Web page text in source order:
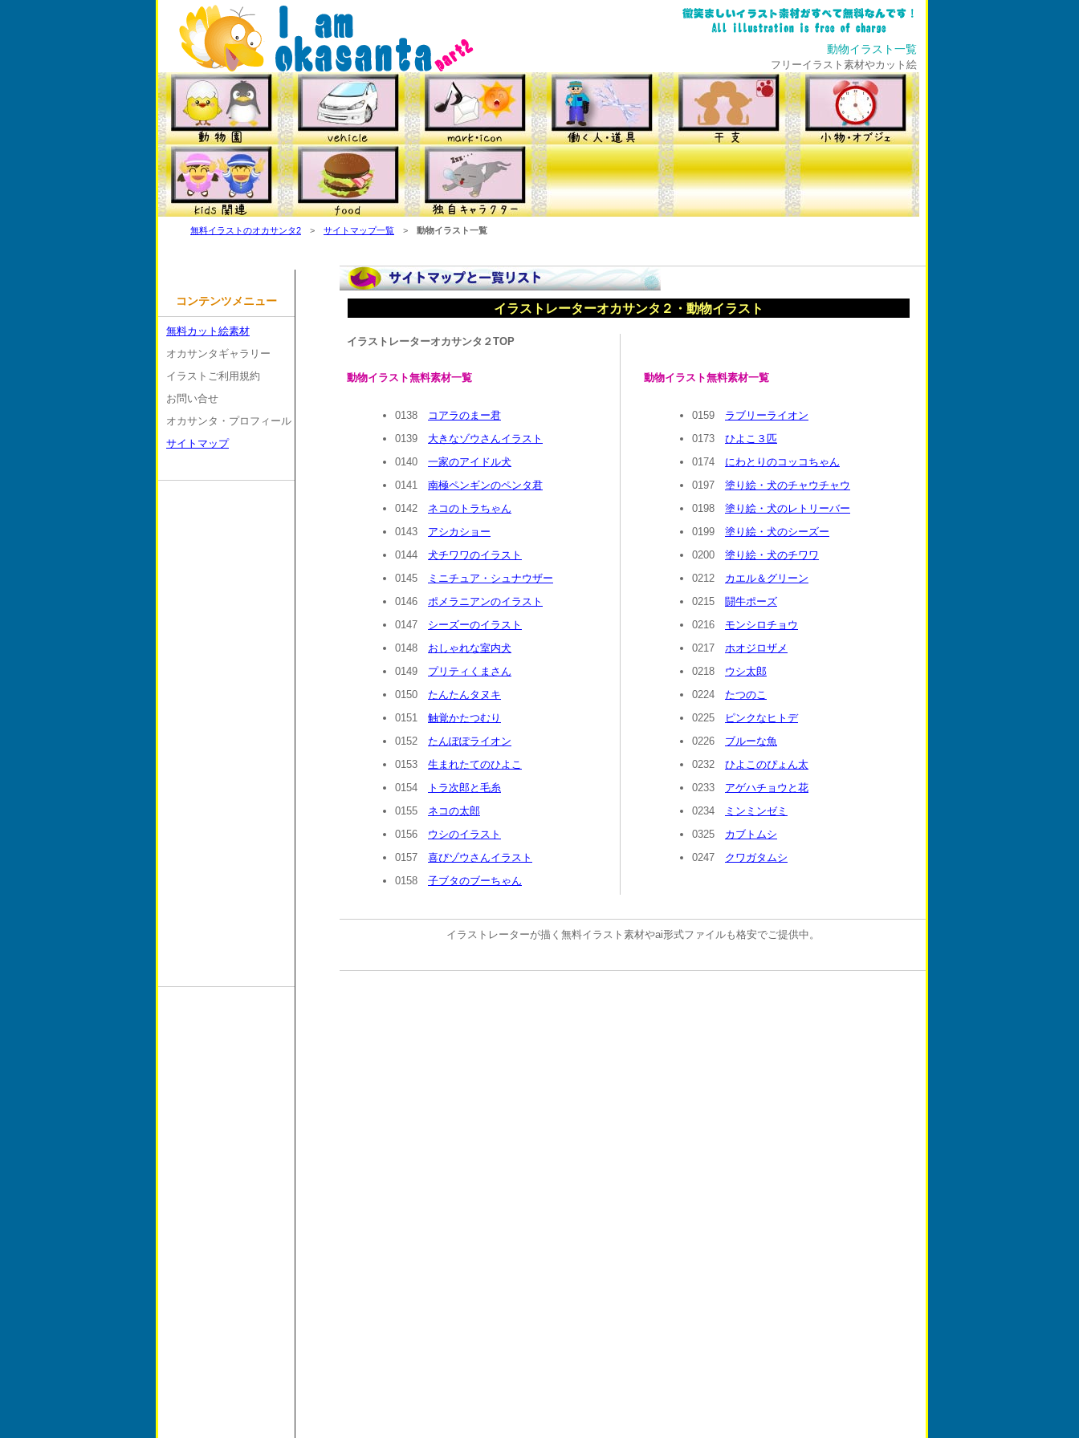
動物イラスト一覧
フリーイラスト素材やカット絵
無料イラストのオカサンタ2 > サイトマップ一覧 > 動物イラスト一覧
コンテンツメニュー
無料カット絵素材
オカサンタギャラリー
イラストご利用規約
お問い合せ
オカサンタ・プロフィール
サイトマップ
イラストレーターオカサンタ２・動物イラスト
イラストレーターオカサンタ２TOP
動物イラスト無料素材一覧
0138
コアラのまー君
0139 大きなゾウさんイラスト
0140 一家のアイドル犬
0141 南極ペンギンのペンタ君
0142 ネコのトラちゃん
0143 アシカショー
0144 犬チワワのイラスト
0145
ミニチュア・シュナウザー
0146 ポメラニアンのイラスト
0147 シーズーのイラスト
0148 おしゃれな室内犬
0149 プリティくまさん
0150 たんたんタヌキ
0151 触覚かたつむり
0152 たんぽぽライオン
0153 生まれたてのひよこ
0154
トラ次郎と毛糸
0155 ネコの太郎
0156 ウシのイラスト
0157 喜びゾウさんイラスト
0158 子ブタのブーちゃん
動物イラスト無料素材一覧
0159 ラブリーライオン
0173 ひよこ３匹
0174 にわとりのコッコちゃん
0197 塗り絵・犬のチャウチャウ
0198 塗り絵・犬のレトリーバー
0199 塗り絵・犬のシーズー
0200 塗り絵・犬のチワワ
0212 カエル＆グリーン
0215 闘牛ポーズ
0216 モンシロチョウ
0217 ホオジロザメ
0218 ウシ太郎
0224 たつのこ
0225
ピンクなヒトデ
0226 ブルーな魚
0232 ひよこのぴょん太
0233 アゲハチョウと花
0234
ミンミンゼミ
0325 カブトムシ
0247 クワガタムシ
イラストレーターが描く無料イラスト素材やai形式ファイルも格安でご提供中。